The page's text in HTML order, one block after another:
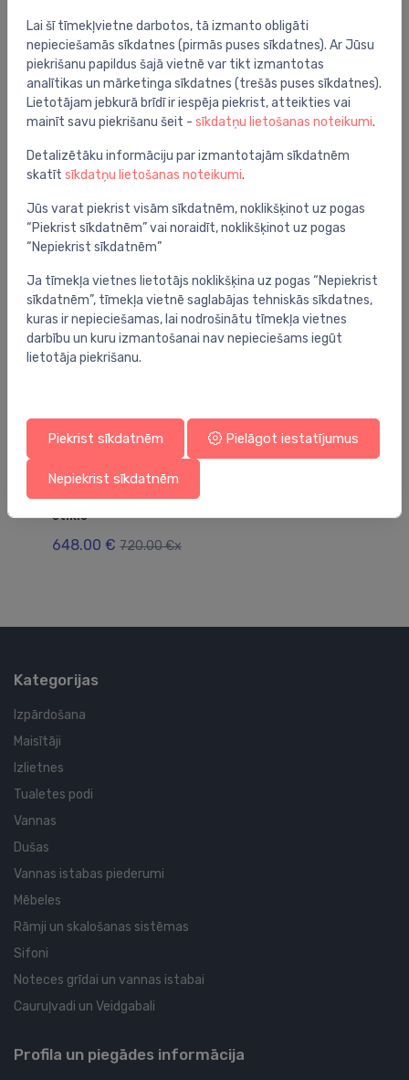
Preces apraksts
dušas kabīne Simple, 800x800 mm, h=2050, r=550,
komplektā paliktnis, sifons un maisītājs, balts/caur
Jums varētu arī interesēt
dušas kabīne Lucidus S, 900x900 mm, h=2150
mm, + paliktnis, maisītājs, brillant/caurspīdīgs
stikls
648.00 € 720.00 €x
Kategorijas
Izpārdošana
Maisītāji
Izlietnes
Tualetes podi
Vannas
Dušas
Vannas istabas piederumi
Mēbeles
Rāmji un skalošanas sistēmas
Sifoni
Noteces grīdai un vannas istabai
Cauruļvadi un Veidgabali
Profila un piegādes informācija
Lai šī tīmekļvietne darbotos, tā izmanto obligāti
nepieciešamās sīkdatnes (pirmās puses sīkdatnes). Ar Jūsu
piekrišanu papildus šajā vietnē var tikt izmantotas
analītikas un mārketinga sīkdatnes (trešās puses sīkdatnes).
Lietotājam jebkurā brīdī ir iespēja piekrist, atteikties vai
mainīt savu piekrišanu šeit - sīkdatņu lietošanas noteikumi.
Detalizētāku informāciju par izmantotajām sīkdatnēm
skatīt sīkdatņu lietošanas noteikumi.
Jūs varat piekrist visām sīkdatnēm, noklikšķinot uz pogas
“Piekrist sīkdatnēm” vai noraidīt, noklikšķinot uz pogas
“Nepiekrist sīkdatnēm”
Ja tīmekļa vietnes lietotājs noklikšķina uz pogas “Nepiekrist
sīkdatnēm”, tīmekļa vietnē saglabājas tehniskās sīkdatnes,
kuras ir nepieciešamas, lai nodrošinātu tīmekļa vietnes
darbību un kuru izmantošanai nav nepieciešams iegūt
lietotāja piekrišanu.
Piekrist sīkdatnēm Pielāgot iestatījumus
Nepiekrist sīkdatnēm